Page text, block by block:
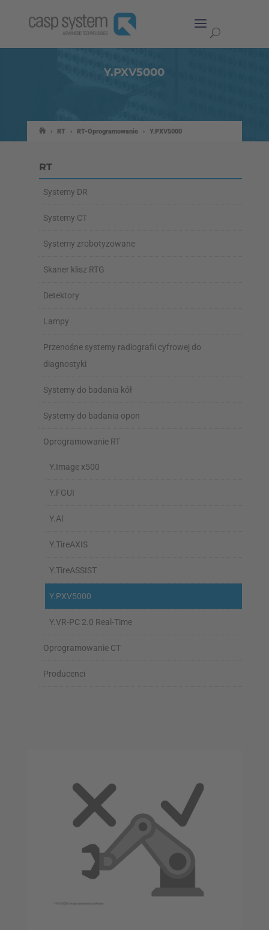
Y.PXV5000
› RT › RT-Oprogramowanie › Y.PXV5000
RT
Systemy DR
Systemy CT
Systemy zrobotyzowane
Skaner klisz RTG
Detektory
Lampy
Przenośne systemy radiografii cyfrowej do
diagnostyki
Systemy do badania kół
Systemy do badania opon
Oprogramowanie RT
Y.Image x500
Y.FGUI
Y.Al
Y.TireAXIS
Y.TireASSIST
Y.PXV5000
Y.VR-PC 2.0 Real-Time
Oprogramowanie CT
Producenci